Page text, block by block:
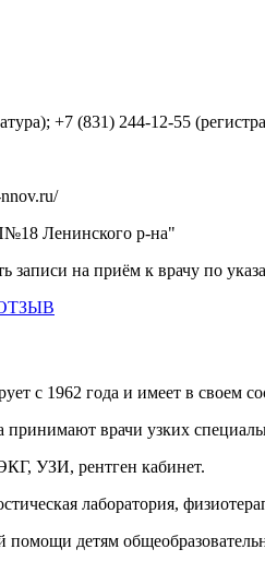
+7 (831) 244-12-55
Ленинского р-на"
записи на приём к врачу по
с 1962 года и имеет в своем
врачи узких
УЗИ, рентген кабинет.
лаборатория,
помощи детям